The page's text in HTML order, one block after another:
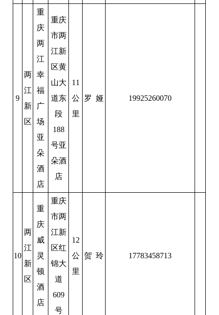
9
两
江
新
区
重
庆
两
江
幸
福
广
场
亚
朵
酒
店
重庆
市两
江新
区黄
山大
道东
段
188
号亚
朵酒
店
11
公
里
罗 娅 19925260070
10
两
江
新
区
重
庆
威
灵
顿
酒
店
重庆
市两
江新
区红
锦大
道
609
号
12
公
里
贺 玲 17783458713